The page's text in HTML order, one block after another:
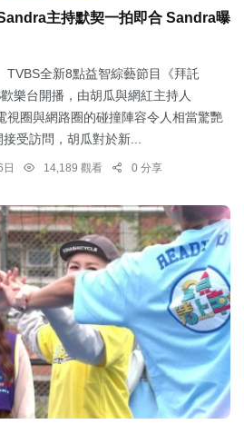
主持默契一拍即合 Sandra曝
TVBS全新8點益智綜藝節目《拜託
樂台開播，由胡瓜與網紅主持人
視圈與網路圈的碰撞陣容令人相當驚艷
受訪問，胡瓜對於新...
14,189 觀看 0 分享